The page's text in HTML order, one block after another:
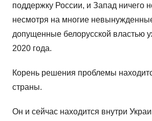
поддержку России, и Запад ничего
несмотря на многие
допущенные белорусской властью
2020 года.
Корень решения проблемы
страны.
Он и сейчас находится внутри